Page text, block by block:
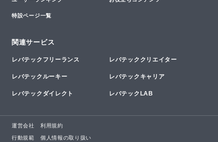
特設ページ一覧
関連サービス
レバテックフリーランス レバテッククリエイター
レバテックルーキー レバテックキャリア
レバテックダイレクト レバテックLAB
運営会社 利用規約
行動規範 個人情報の取り扱い